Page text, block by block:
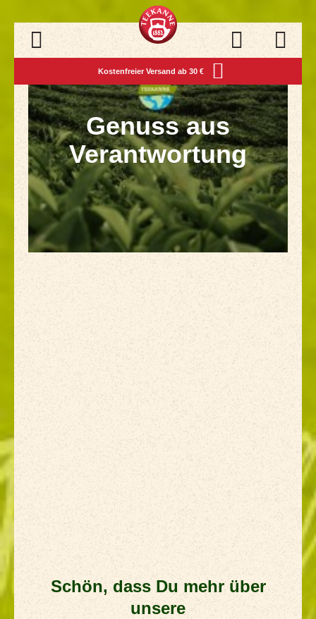
Navigation öffnen
Kostenfreier Versand ab 30 €
Genuss aus
Genuss aus
Verantwortung
Schön, dass Du mehr über
unsere